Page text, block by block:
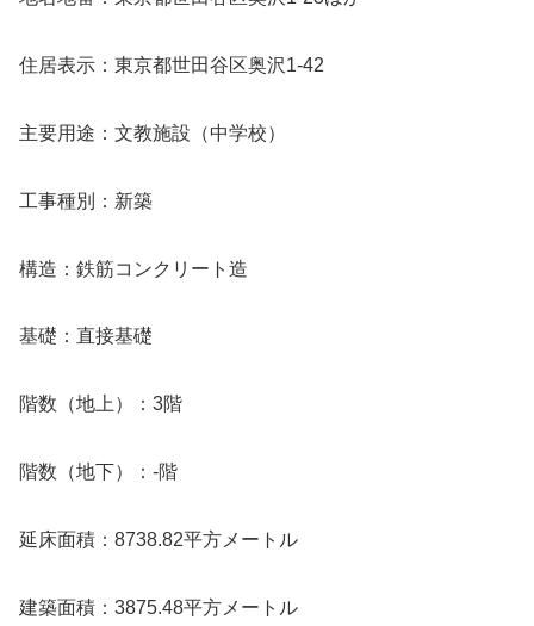
住居表示：東京都世田谷区奥沢1-42
主要用途：文教施設（中学校）
工事種別：新築
構造：鉄筋コンクリート造
基礎：直接基礎
階数（地上）：3階
階数（地下）：-階
延床面積：8738.82平方メートル
建築面積：3875.48平方メートル